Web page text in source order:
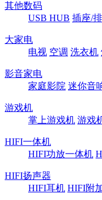
其他数码
USB HUB 插座/
大家电
电视 空调 洗衣机
影音家电
家庭影院 迷你音
游戏机
掌上游戏机 游戏
HIFI一体机
HIFI功放一体机
HIFI扬声器
HIFI耳机 HIFI附